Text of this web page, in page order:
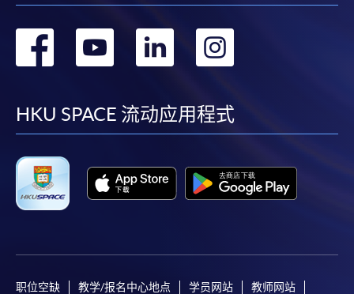
转
facebook
转
youtube
转
linkedin
转
HKU SPACE 流动应用程式
职位空缺 教学/报名中心地点 学员网站 教师网站